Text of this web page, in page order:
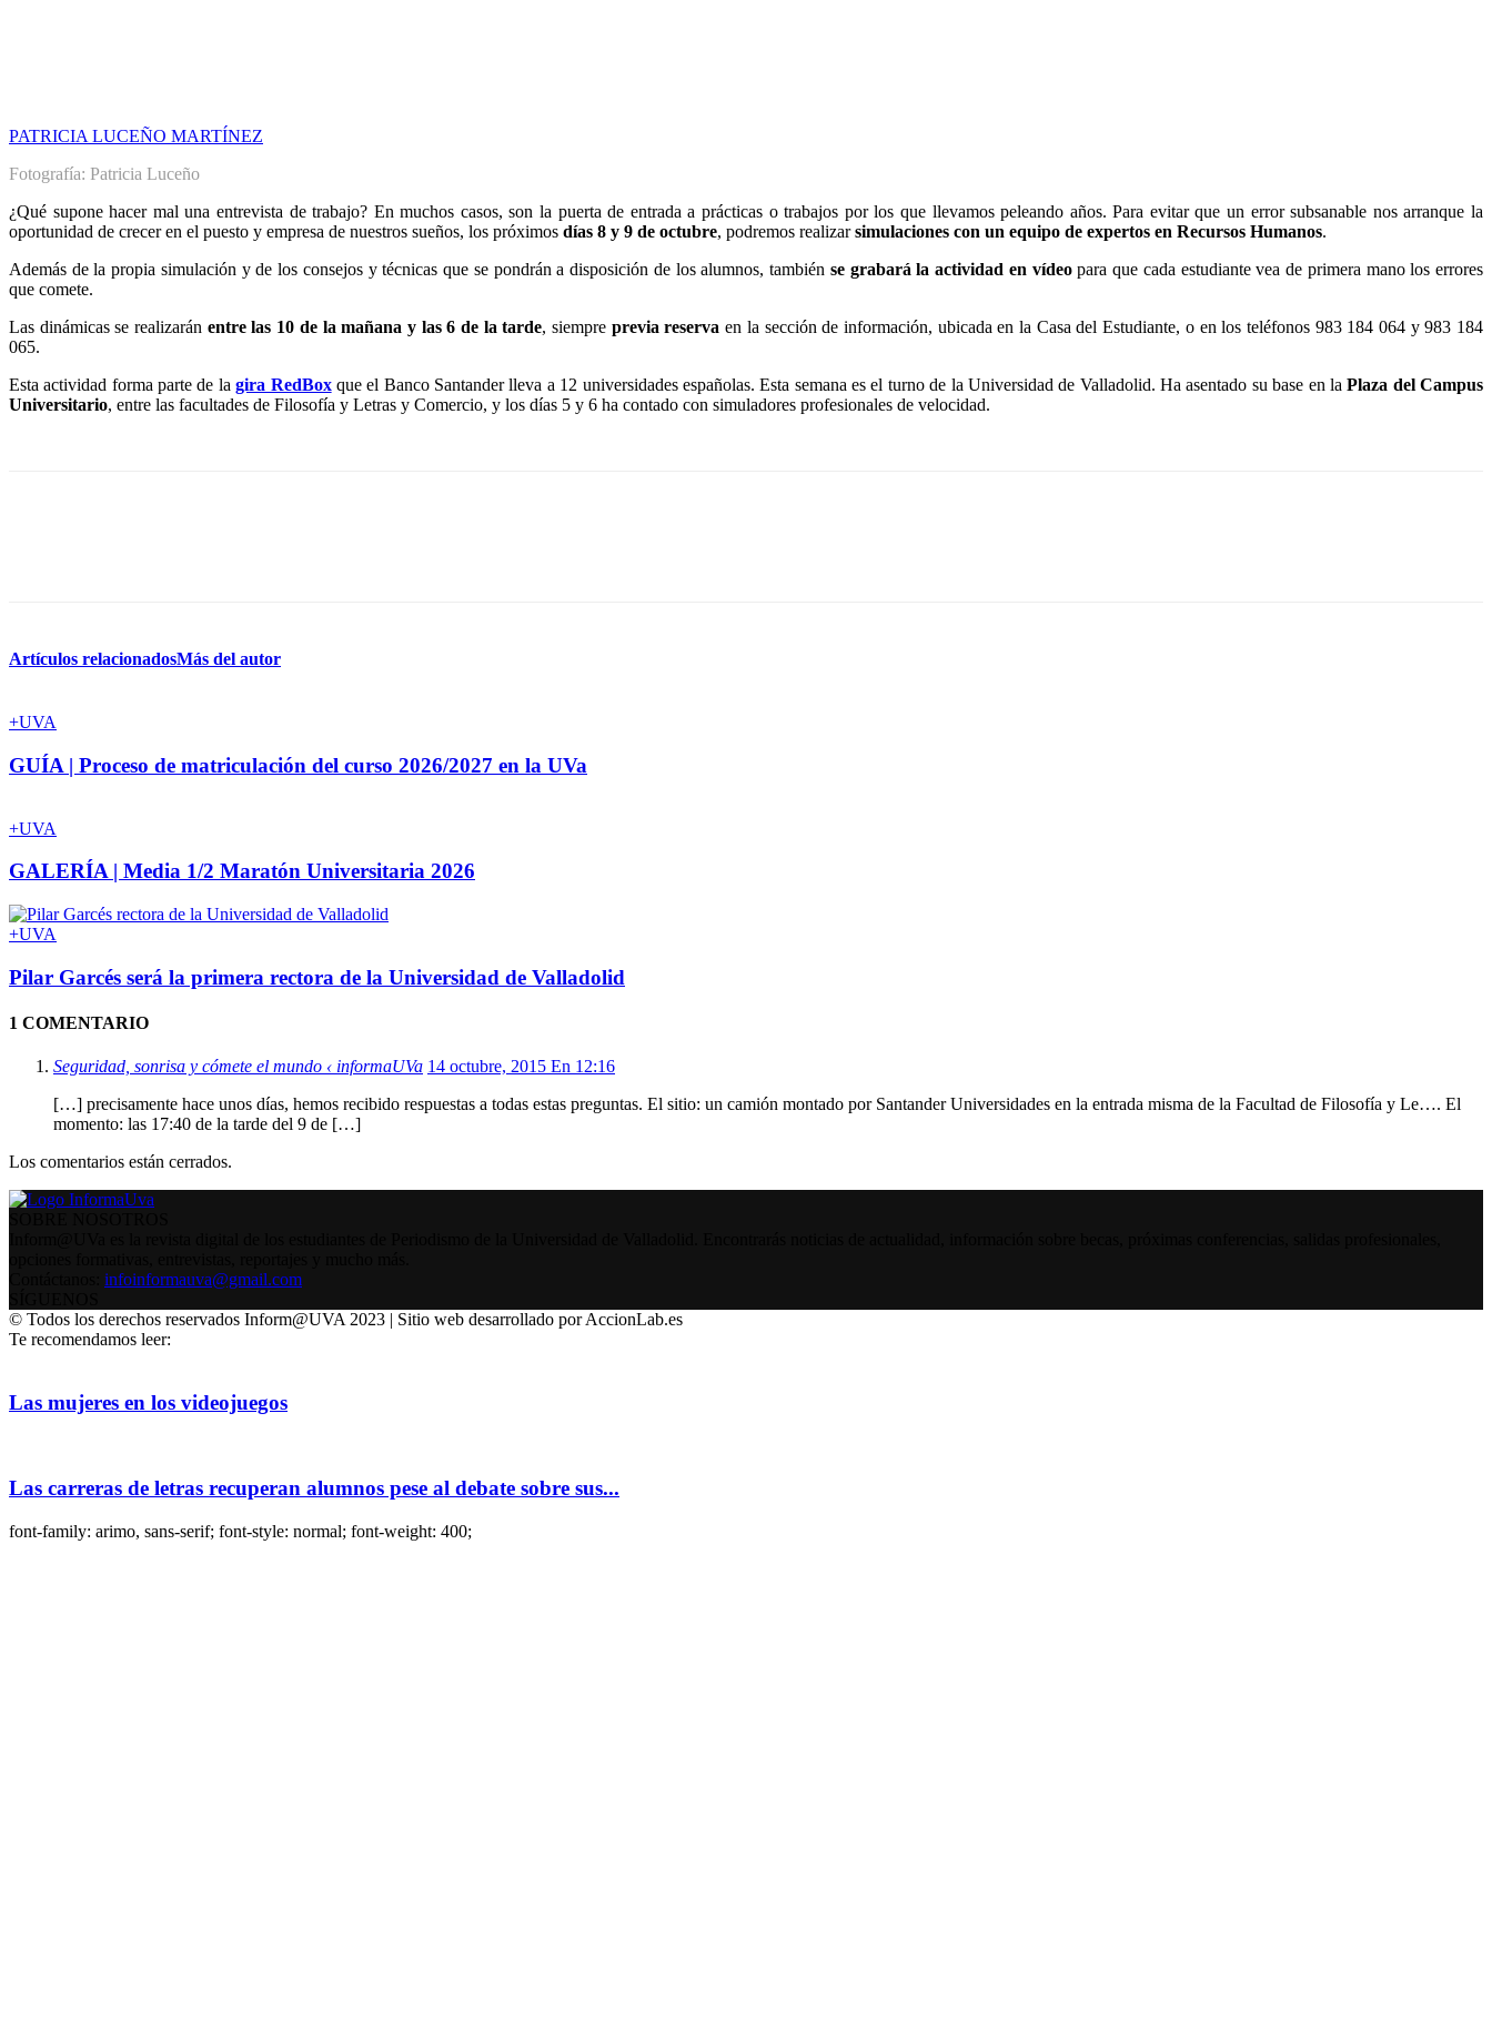
PATRICIA LUCEÑO MARTÍNEZ
Fotografía: Patricia Luceño
¿Qué supone hacer mal una entrevista de trabajo? En muchos casos, son la puerta de entrada a prácticas o trabajos por los que llevamos peleando años. Para evitar que un error subsanable nos arranque la
oportunidad de crecer en el puesto y empresa de nuestros sueños, los próximos días 8 y 9 de octubre, podremos realizarsimulaciones con un equipo de expertos en Recursos Humanos.
Además de la propia simulación y de los consejos y técnicas que se pondrán a disposición de los alumnos, también se grabará la actividad en vídeopara que cada estudiante vea de primera mano los errores
que comete.
Las dinámicas se realizarán entre las 10 de la mañana y las 6 de la tarde, siempre previa reserva en la sección de información, ubicada en la Casa del Estudiante, o en los teléfonos 983 184 064 y 983 184
065.
Esta actividad forma parte de la gira RedBoxque el Banco Santander lleva a 12 universidades españolas. Esta semana es el turno de la Universidad de Valladolid. Ha asentado su base en laPlaza del Campus
Universitario, entre las facultades de Filosofía y Letras y Comercio, y los días 5 y 6 ha contado con simuladores profesionales de velocidad.
Artículos relacionadosMás del autor
+UVA
GUÍA | Proceso de matriculación del curso 2026/2027 en la UVa
+UVA
GALERÍA | Media 1/2 Maratón Universitaria 2026
+UVA
Pilar Garcés será la primera rectora de la Universidad de Valladolid
1 COMENTARIO
Seguridad, sonrisa y cómete el mundo ‹ informaUVa 14 octubre, 2015 En 12:16
[…] precisamente hace unos días, hemos recibido respuestas a todas estas preguntas. El sitio: un camión montado por Santander Universidades en la entrada misma de la Facultad de Filosofía y Le…. El
momento: las 17:40 de la tarde del 9 de […]
Los comentarios están cerrados.
infoinformauva@gmail.com
© Todos los derechos reservados Inform@UVA 2023 | Sitio web desarrollado por AccionLab.es
Te recomendamos leer:
Las mujeres en los videojuegos
Las carreras de letras recuperan alumnos pese al debate sobre sus...
font-family: arimo, sans-serif; font-style: normal; font-weight: 400;